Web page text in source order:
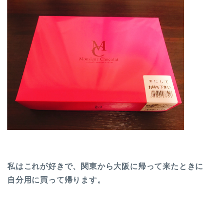
私はこれが好きで、関東から大阪に帰って来たときに
自分用に買って帰ります。